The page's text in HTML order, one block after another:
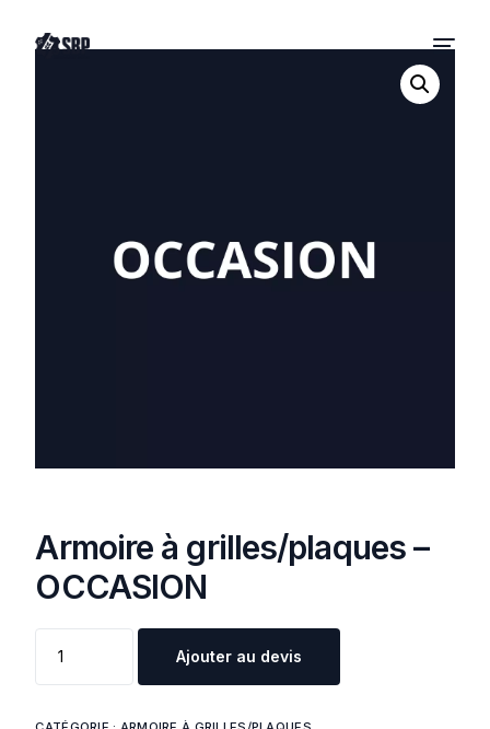
Armoire à grilles/plaques –
OCCASION
Ajouter au devis